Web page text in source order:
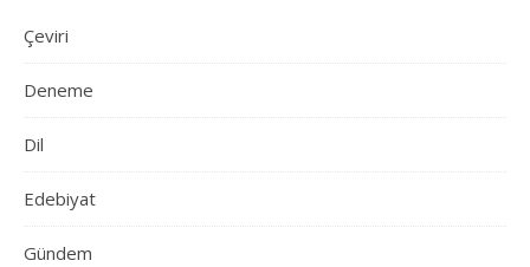
Çeviri
Deneme
Dil
Edebiyat
Gündem